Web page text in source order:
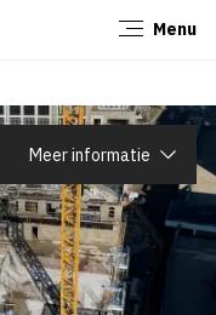
Menu
Meer informatie
Sluiten